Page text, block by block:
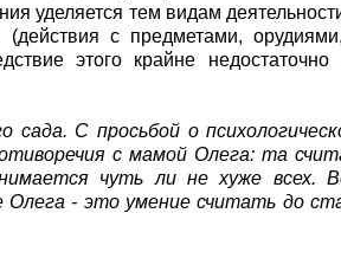
уделяется тем видам
с предметами,
этого крайне недостаточно
С просьбой о
с мамой Олега: та
чуть ли не хуже всех.
- это умение считать до